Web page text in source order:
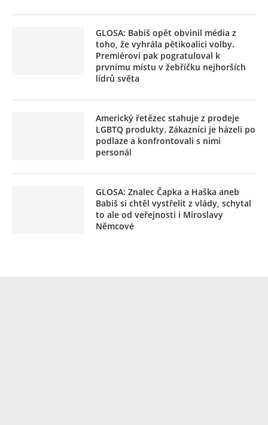
GLOSA: Babiš opět obvinil média z
toho, že vyhrála pětikoalici volby.
Premiérovi pak pogratuloval k
prvnímu místu v žebříčku nejhorších
lídrů světa
Americký řetězec stahuje z prodeje
LGBTQ produkty. Zákazníci je házeli po
podlaze a konfrontovali s nimi
personál
GLOSA: Znalec Čapka a Haška aneb
Babiš si chtěl vystřelit z vlády, schytal
to ale od veřejnosti i Miroslavy
Němcové